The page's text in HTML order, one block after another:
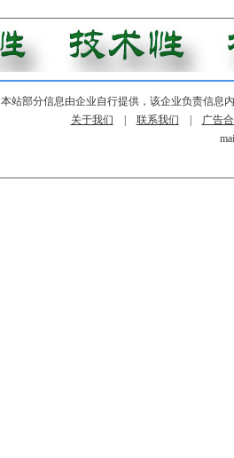
本站部分信息由企业自行提供，该企业负责信息
关于我们
联系我们
广告